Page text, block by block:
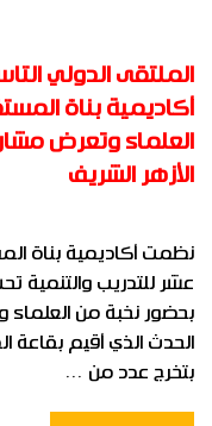
الملتقى الدولي
أكاديمية بناة
العلماء وتعرض
الأزهر الشريف
نظمت أكاديمية بناة
عشر للتدريب والتنمية
بحضور نخبة من العلماء
الحدث الذي أقيم بقاعة
بتخرج عدد من …